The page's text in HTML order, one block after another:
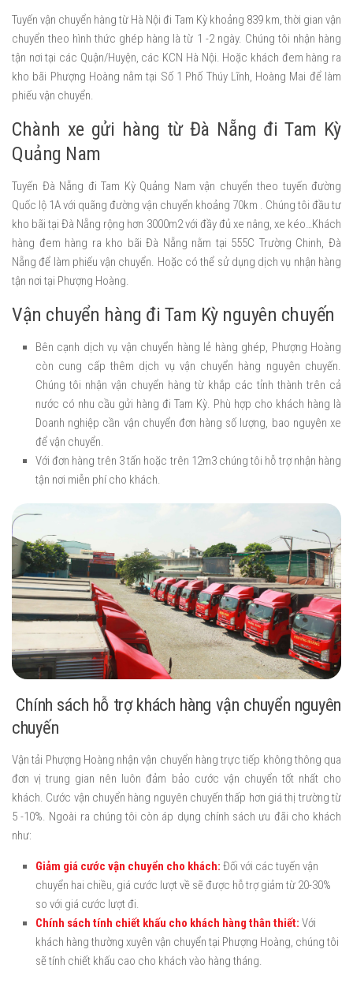
Tuyến vận chuyển hàng từ Hà Nội đi Tam Kỳ khoảng 839 km, thời gian vận
chuyển theo hình thức ghép hàng là từ 1 -2 ngày. Chúng tôi nhận hàng
tận nơi tại các Quận/Huyện, các KCN Hà Nội. Hoặc khách đem hàng ra
kho bãi Phượng Hoàng nằm tại Số 1 Phố Thúy Lĩnh, Hoàng Mai để làm
phiếu vận chuyển.
Chành xe gửi hàng từ Đà Nẵng đi Tam Kỳ
Quảng Nam
Tuyến Đà Nẵng đi Tam Kỳ Quảng Nam vận chuyển theo tuyến đường
Quốc lộ 1A với quãng đường vận chuyển khoảng 70km . Chúng tôi đầu tư
kho bãi tại Đà Nẵng rộng hơn 3000m2 với đầy đủ xe nâng, xe kéo…Khách
hàng đem hàng ra kho bãi Đà Nẵng nằm tại 555C Trường Chinh, Đà
Nẵng để làm phiếu vận chuyển. Hoặc có thể sử dụng dịch vụ nhận hàng
tận nơi tại Phượng Hoàng.
Vận chuyển hàng đi Tam Kỳ nguyên chuyến
Bên cạnh dịch vụ vận chuyển hàng lẻ hàng ghép, Phượng Hoàng
còn cung cấp thêm dịch vụ vận chuyển hàng nguyên chuyến.
Chúng tôi nhận vận chuyển hàng từ khắp các tỉnh thành trên cả
nước có nhu cầu gửi hàng đi Tam Kỳ. Phù hợp cho khách hàng là
Doanh nghiệp cần vận chuyển đơn hàng số lượng, bao nguyên xe
để vận chuyển.
Với đơn hàng trên 3 tấn hoặc trên 12m3 chúng tôi hỗ trợ nhận hàng
tận nơi miễn phí cho khách.
Chính sách hỗ trợ khách hàng vận chuyển nguyên
chuyến
Vận tải Phượng Hoàng nhận vận chuyển hàng trực tiếp không thông qua
đơn vị trung gian nên luôn đảm bảo cước vận chuyển tốt nhất cho
khách. Cước vận chuyển hàng nguyên chuyến thấp hơn giá thị trường từ
5 -10%. Ngoài ra chúng tôi còn áp dụng chính sách ưu đãi cho khách
như:
Giảm giá cước vận chuyển cho khách: Đối với các tuyến vận
chuyển hai chiều, giá cước lượt về sẽ được hỗ trợ giảm từ 20-30%
so với giá cước lượt đi.
Chính sách tính chiết khấu cho khách hàng thân thiết: Với
khách hàng thường xuyên vận chuyển tại Phượng Hoàng, chúng tôi
sẽ tính chiết khấu cao cho khách vào hàng tháng.